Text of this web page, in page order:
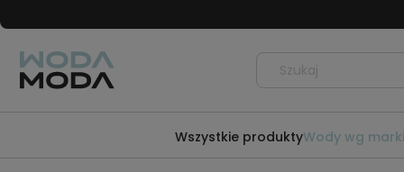
Wszystkie produktyWody wg marki